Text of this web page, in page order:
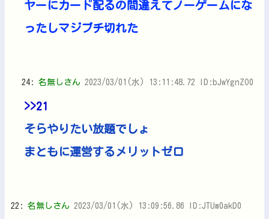
ヤーにカード配るの間違えてノーゲームにな
ったしマジブチ切れた
24: 名無しさん 2023/03/01(水) 13:11:48.72 ID:bJwYgnZO0
>>21
そらやりたい放題でしょ
まともに運営するメリットゼロ
22: 名無しさん 2023/03/01(水) 13:09:56.86 ID:JTUm0akD0